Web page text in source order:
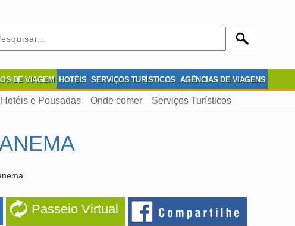
DE VIAGEM HOTÉIS SERVIÇOS TURÍSTICOS AGÊNCIAS DE VIAGENS
Hotéis e Pousadas Onde comer Serviços Turísticos
Passeio Virtual